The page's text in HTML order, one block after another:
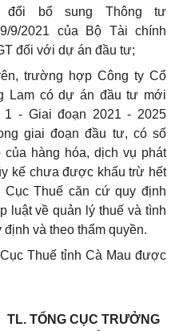
bổ sung Thông tư
9/2021 của Bộ Tài chính
đối với dự án đầu tư;
trường hợp Công ty Cổ
Lam có dự án đầu tư mới
- Giai đoạn 2021 - 2025
giai đoạn đầu tư, có số
hàng hóa, dịch vụ phát
kế chưa được khấu trừ hết
Thuế căn cứ quy định
luật về quản lý thuế và tình
và theo thẩm quyền.
Thuế tỉnh Cà Mau được
TL. TỔNG CỤC TRƯỞNG